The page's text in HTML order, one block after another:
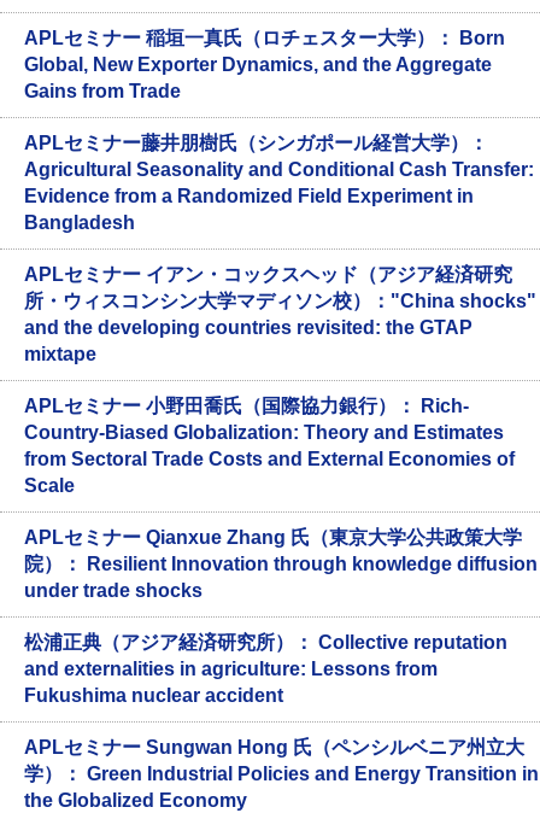
APLセミナー 稲垣一真氏（ロチェスター大学）： Born
Global, New Exporter Dynamics, and the Aggregate
Gains from Trade
APLセミナー藤井朋樹氏（シンガポール経営大学）：
Agricultural Seasonality and Conditional Cash Transfer:
Evidence from a Randomized Field Experiment in
Bangladesh
APLセミナー イアン・コックスヘッド（アジア経済研究
所・ウィスコンシン大学マディソン校）："China shocks"
and the developing countries revisited: the GTAP
mixtape
APLセミナー 小野田喬氏（国際協力銀行）： Rich-
Country-Biased Globalization: Theory and Estimates
from Sectoral Trade Costs and External Economies of
Scale
APLセミナー Qianxue Zhang 氏（東京大学公共政策大学
院）： Resilient Innovation through knowledge diffusion
under trade shocks
松浦正典（アジア経済研究所）： Collective reputation
and externalities in agriculture: Lessons from
Fukushima nuclear accident
APLセミナー Sungwan Hong 氏（ペンシルベニア州立大
学）： Green Industrial Policies and Energy Transition in
the Globalized Economy